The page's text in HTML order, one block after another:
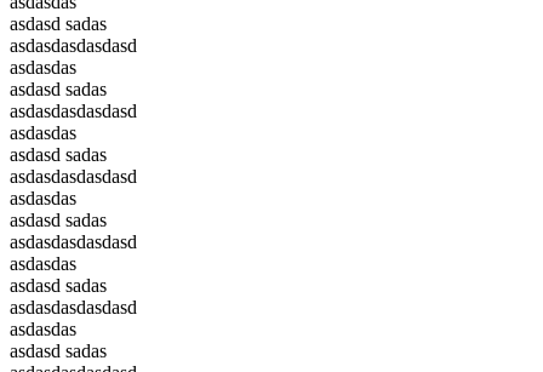
asdasd sadas
asdasdasdasdasd
asdasdas
asdasd sadas
asdasdasdasdasd
asdasdas
asdasd sadas
asdasdasdasdasd
asdasdas
asdasd sadas
asdasdasdasdasd
asdasdas
asdasd sadas
asdasdasdasdasd
asdasdas
asdasd sadas